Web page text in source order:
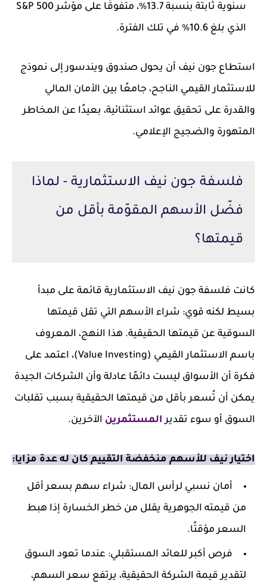
سنوية ثابتة بنسبة 13.7%، متفوقًا على مؤشر S&P 500
الذي بلغ 10.6% في تلك الفترة.
استطاع جون نيف أن يحول صندوق ويندسور إلى نموذج
للاستثمار القيمي الناجح، جامعًا بين الأمان المالي
والقدرة على تحقيق عوائد استثنائية، بعيدًا عن المخاطر
المتهورة والضجيج الإعلامي.
فلسفة جون نيف الاستثمارية - لماذا
فضّل الأسهم المقوّمة بأقل من
قيمتها؟
كانت فلسفة جون نيف الاستثمارية قائمة على مبدأ
بسيط لكنه قوي: شراء الأسهم التي تقل قيمتها
السوقية عن قيمتها الحقيقية. هذا النهج، المعروف
باسم الاستثمار القيمي (Value Investing)، اعتمد على
فكرة أن الأسواق ليست دائمًا عادلة وأن الشركات الجيدة
يمكن أن تُسعر بأقل من قيمتها الحقيقية بسبب تقلبات
السوق أو سوء تقدير المستثمرين الآخرين.
اختيار نيف للأسهم منخفضة التقييم كان له عدة مزايا:
أمان نسبي لرأس المال: شراء سهم بسعر أقل
من قيمته الجوهرية يقلل من خطر الخسارة إذا هبط
السعر مؤقتًا.
فرص أكبر للعائد المستقبلي: عندما تعود السوق
لتقدير قيمة الشركة الحقيقية، يرتفع سعر السهم،